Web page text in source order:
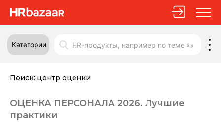
Категории
Поиск: центр оценки
ОЦЕНКА ПЕРСОНАЛА 2026. Лучшие
практики